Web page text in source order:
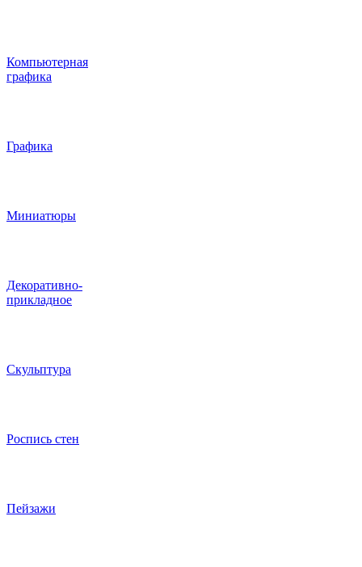
Компьютерная
графика
Графика
Миниатюры
Декоративно-
прикладное
Скульптура
Роспись стен
Пейзажи